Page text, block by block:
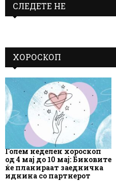
СЛЕДЕТЕ НЕ
ХОРОСКОП
Голем неделен хороскоп
од 4 мај до 10 мај: Биковите
ќе планираат заедничка
иднина со партнерот